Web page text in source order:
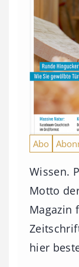
Abo
Wissen.
Motto
Magazin
hier